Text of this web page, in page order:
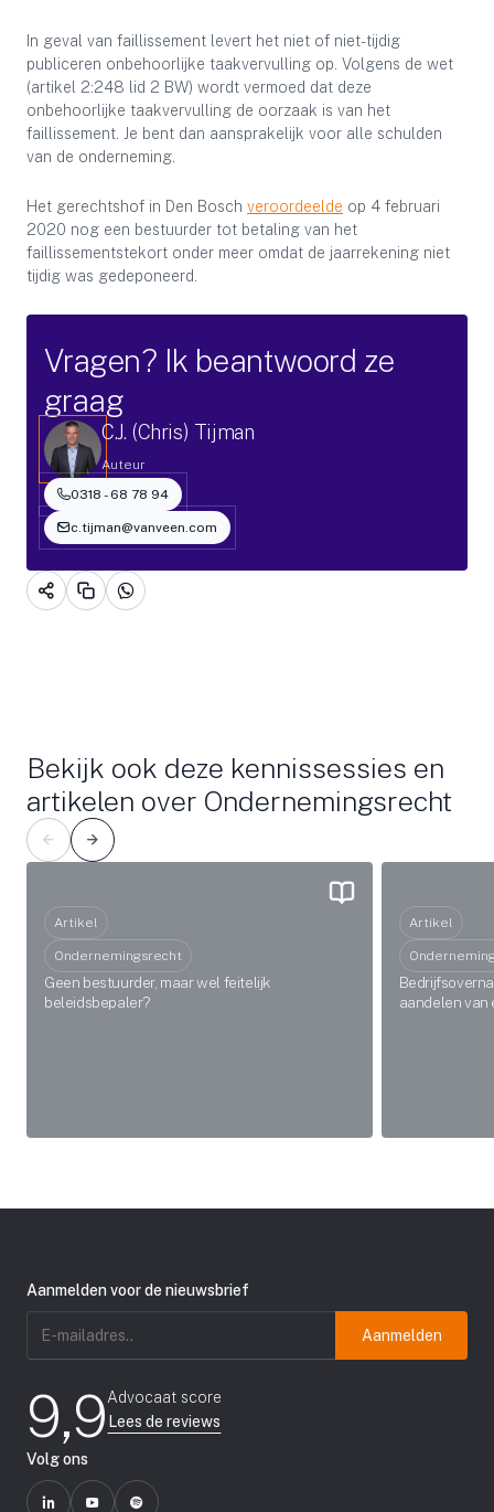
In geval van faillissement levert het niet of niet-tijdig
publiceren onbehoorlijke taakvervulling op. Volgens de wet
(artikel 2:248 lid 2 BW) wordt vermoed dat deze
onbehoorlijke taakvervulling de oorzaak is van het
faillissement. Je bent dan aansprakelijk voor alle schulden
van de onderneming.
Het gerechtshof in Den Bosch veroordeelde op 4 februari
2020 nog een bestuurder tot betaling van het
faillissementstekort onder meer omdat de jaarrekening niet
tijdig was gedeponeerd.
Vragen? Ik beantwoord ze
graag
C.J. (Chris) Tijman
Auteur
0318 - 68 78 94
c.tijman@vanveen.com
Bekijk ook deze kennissessies en
artikelen over Ondernemingsrecht
Artikel
Ondernemingsrecht
Geen bestuurder, maar wel feitelijk
beleidsbepaler?
Artikel
aandelen van
Aanmelden voor de nieuwsbrief
9,9Advocaat score
Lees de reviews
Volg ons